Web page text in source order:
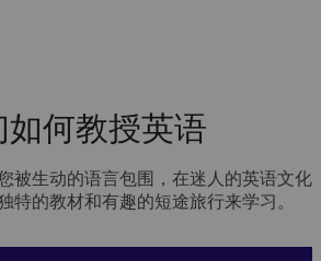
如何教授英语
被生动的语言包围，在迷人的英语文化
特的教材和有趣的短途旅行来学习。